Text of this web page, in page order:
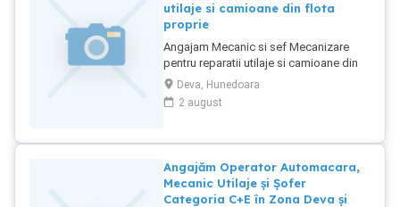
utilaje si camioane din flota
proprie
Angajam Mecanic si sef Mecanizare
pentru reparatii utilaje si camioane din
flota proprie. Se angajeaza doar
persoane cu experienta , se efectueaza
lucrari de reparati la excavatoare , statii
lucru este la Deva mintia Program de
lucru poate fii si flexibil in functie de
necesitate . Pentru detali suplimentare
contact
Deva, Hunedoara
2 august
Angajăm Operator Automacara,
Mecanic Utilaje și Șofer
Categoria C+E în Zona Deva și